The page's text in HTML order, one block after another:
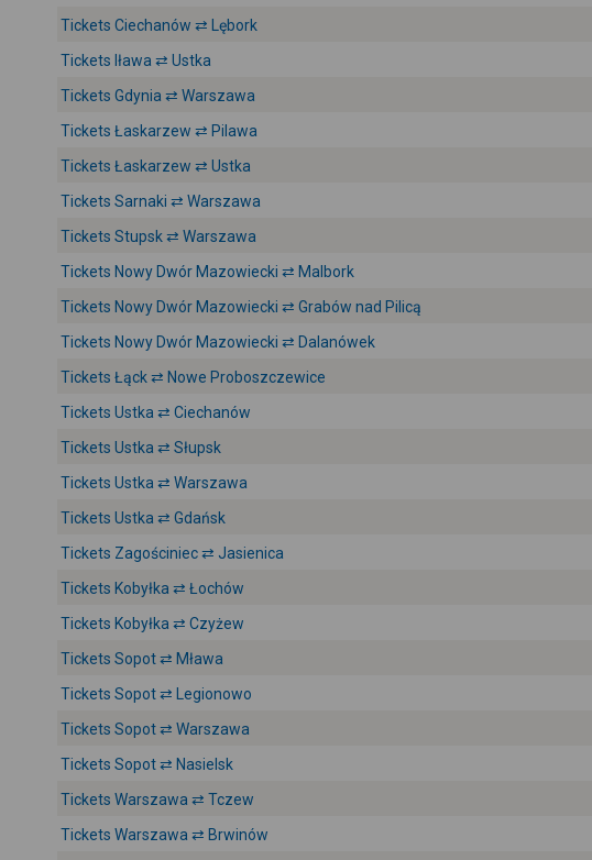
Tickets Ciechanów ⇄ Lębork
Tickets Iława ⇄ Ustka
Tickets Gdynia ⇄ Warszawa
Tickets Łaskarzew ⇄ Pilawa
Tickets Łaskarzew ⇄ Ustka
Tickets Sarnaki ⇄ Warszawa
Tickets Stupsk ⇄ Warszawa
Tickets Nowy Dwór Mazowiecki ⇄ Malbork
Tickets Nowy Dwór Mazowiecki ⇄ Grabów nad Pilicą
Tickets Nowy Dwór Mazowiecki ⇄ Dalanówek
Tickets Łąck ⇄ Nowe Proboszczewice
Tickets Ustka ⇄ Ciechanów
Tickets Ustka ⇄ Słupsk
Tickets Ustka ⇄ Warszawa
Tickets Ustka ⇄ Gdańsk
Tickets Zagościniec ⇄ Jasienica
Tickets Kobyłka ⇄ Łochów
Tickets Kobyłka ⇄ Czyżew
Tickets Sopot ⇄ Mława
Tickets Sopot ⇄ Legionowo
Tickets Sopot ⇄ Warszawa
Tickets Sopot ⇄ Nasielsk
Tickets Warszawa ⇄ Tczew
Tickets Warszawa ⇄ Brwinów